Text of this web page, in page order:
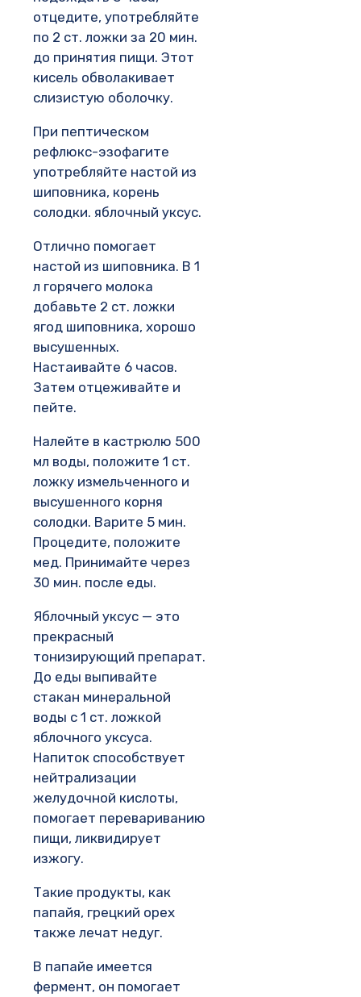
отцедите, употребляйте
по 2 ст. ложки за 20 мин.
до принятия пищи. Этот
кисель обволакивает
слизистую оболочку.
При пептическом
рефлюкс-эзофагите
употребляйте настой из
шиповника, корень
солодки. яблочный уксус.
Отлично помогает
настой из шиповника. В 1
л горячего молока
добавьте 2 ст. ложки
ягод шиповника, хорошо
высушенных.
Настаивайте 6 часов.
Затем отцеживайте и
пейте.
Налейте в кастрюлю 500
мл воды, положите 1 ст.
ложку измельченного и
высушенного корня
солодки. Варите 5 мин.
Процедите, положите
мед. Принимайте через
30 мин. после еды.
Яблочный уксус — это
прекрасный
тонизирующий препарат.
До еды выпивайте
стакан минеральной
воды с 1 ст. ложкой
яблочного уксуса.
Напиток способствует
нейтрализации
желудочной кислоты,
помогает перевариванию
пищи, ликвидирует
изжогу.
Такие продукты, как
папайя, грецкий орех
также лечат недуг.
В папайе имеется
фермент, он помогает